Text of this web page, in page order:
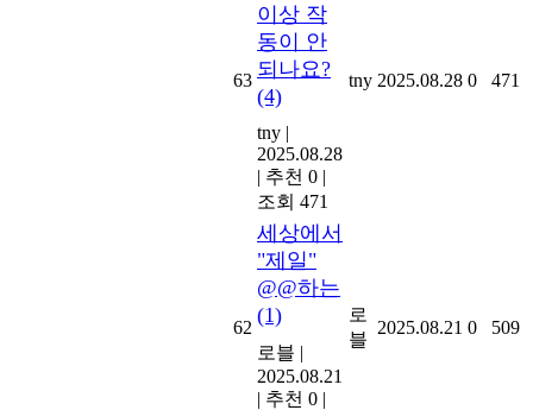
63
이상 작
동이 안
되나요?
(4)
tny |
2025.08.28
| 추천 0 |
조회 471
tny 2025.08.28 0 471
62
세상에서
"제일"
@@하는
(1)
로블 |
2025.08.21
| 추천 0 |
로
블
2025.08.21 0 509